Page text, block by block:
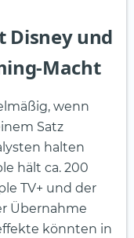
Disney und
Macht
wenn
Satz
halten
hält ca. 200
TV+ und der
Übernahme
könnten in